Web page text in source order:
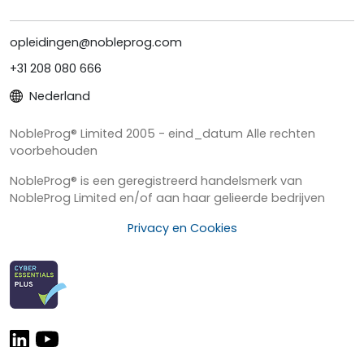
opleidingen@nobleprog.com
+31 208 080 666
Nederland
NobleProg® Limited 2005 - eind_datum Alle rechten
voorbehouden
NobleProg® is een geregistreerd handelsmerk van
NobleProg Limited en/of aan haar gelieerde bedrijven
Privacy en Cookies